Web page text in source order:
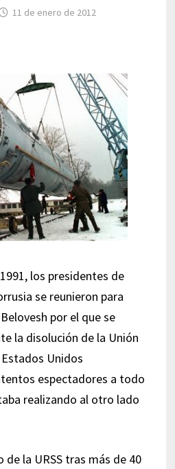
11 de enero de 2012
los presidentes de
se reunieron para
por el que se
la disolución de la Unión
Unidos
espectadores a todo
realizando al otro lado
la URSS tras más de 40